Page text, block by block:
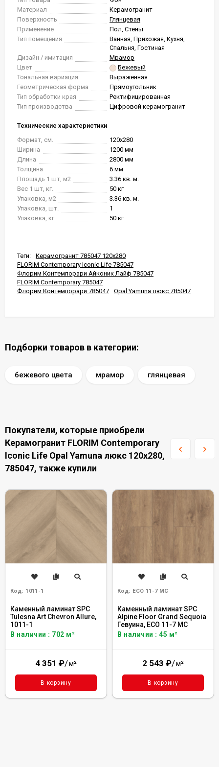
Материал
Керамогранит
Поверхность
Глянцевая
Применение
Пол, Стены
Тип помещения
Ванная, Прихожая, Кухня,
Спальня, Гостиная
Дизайн / имитация
Мрамор
Цвет
Бежевый
Тональная вариация
Выраженная
Геометрическая форма
Прямоугольник
Тип обработки края
Ректифицированная
Тип производства
Цифровой керамогранит
Технические характеристики
Формат, см.
120x280
Ширина
1200 мм
Длина
2800 мм
Толщина
6 мм
Площадь 1 шт, м2
3.36 кв. м.
Вес 1 шт, кг.
50 кг
Упаковка, м2
3.36 кв. м.
Упаковка, шт.
1
Упаковка, кг.
50 кг
Теги:
Керамогранит 785047 120x280
FLORIM Contemporary Iconic Life 785047
Флорим Контемпорари Айконик Лайф 785047
FLORIM Contemporary 785047
Флорим Контемпорари 785047
Opal Yamuna люкс 785047
Подборки товаров в категории:
бежевого цвета мрамор глянцевая
Покупатели, которые приобрели
Керамогранит FLORIM Contemporary
Iconic Life Opal Yamuna люкс 120x280,
785047, также купили
Код: 1011-1
Каменный ламинат SPC
Tulesna Art Chevron Allure,
1011-1
В наличии : 702 м²
4 351 ₽/м²
В корзину
Код: ECO 11-7 MC
Каменный ламинат SPC
Alpine Floor Grand Sequoia
Гевуина, ECO 11-7 MC
В наличии : 45 м²
2 543 ₽/м²
В корзину